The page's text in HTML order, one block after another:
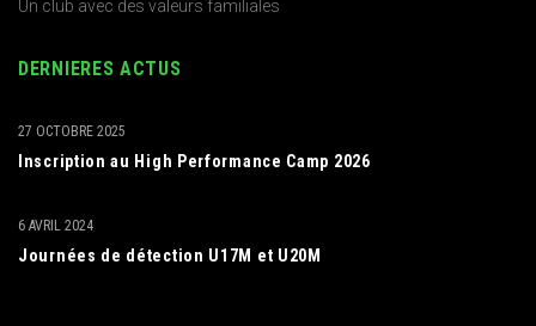
Un club avec des valeurs familiales
DERNIERES ACTUS
Inscription au High Performance Camp 2026
27 OCTOBRE 2025
Journées de détection U17M et U20M
6 AVRIL 2024